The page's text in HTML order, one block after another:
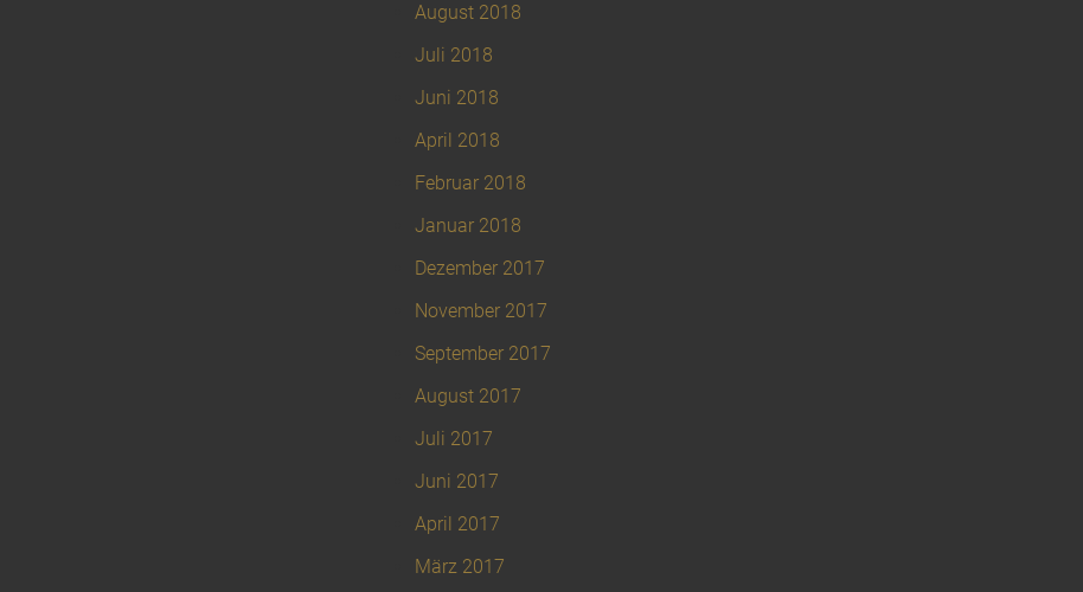
August 2018
Juli 2018
Juni 2018
April 2018
Februar 2018
Januar 2018
Dezember 2017
November 2017
September 2017
August 2017
Juli 2017
Juni 2017
April 2017
März 2017